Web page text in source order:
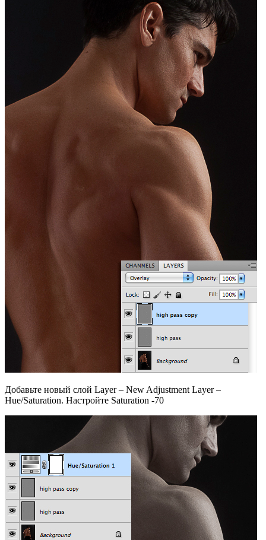
Добавьте новый слой Layer – New Adjustment Layer –
Hue/Saturation. Настройте Saturation -70